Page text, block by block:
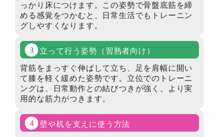
っかり床につけます。この姿勢で骨盤底筋を締
める感覚をつかむと、日常生活でもトレーニン
グしやすくなります。
立って行う姿勢 （習熟者向け）
背筋をまっすぐ伸ばして立ち、足を肩幅に開い
て膝を軽く緩めた姿勢です。立位でのトレーニ
ングは、日常動作との結びつきが強く、より実
用的な筋力がつきます。
壁や机を支えに使う方法